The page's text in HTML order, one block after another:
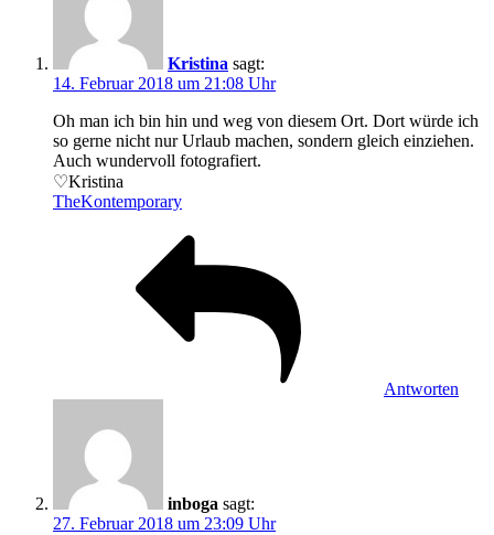
Kristina sagt:
14. Februar 2018 um 21:08 Uhr
Oh man ich bin hin und weg von diesem Ort. Dort würde ich
so gerne nicht nur Urlaub machen, sondern gleich einziehen.
Auch wundervoll fotografiert.
♡Kristina
TheKontemporary
Antworten
inboga sagt:
27. Februar 2018 um 23:09 Uhr